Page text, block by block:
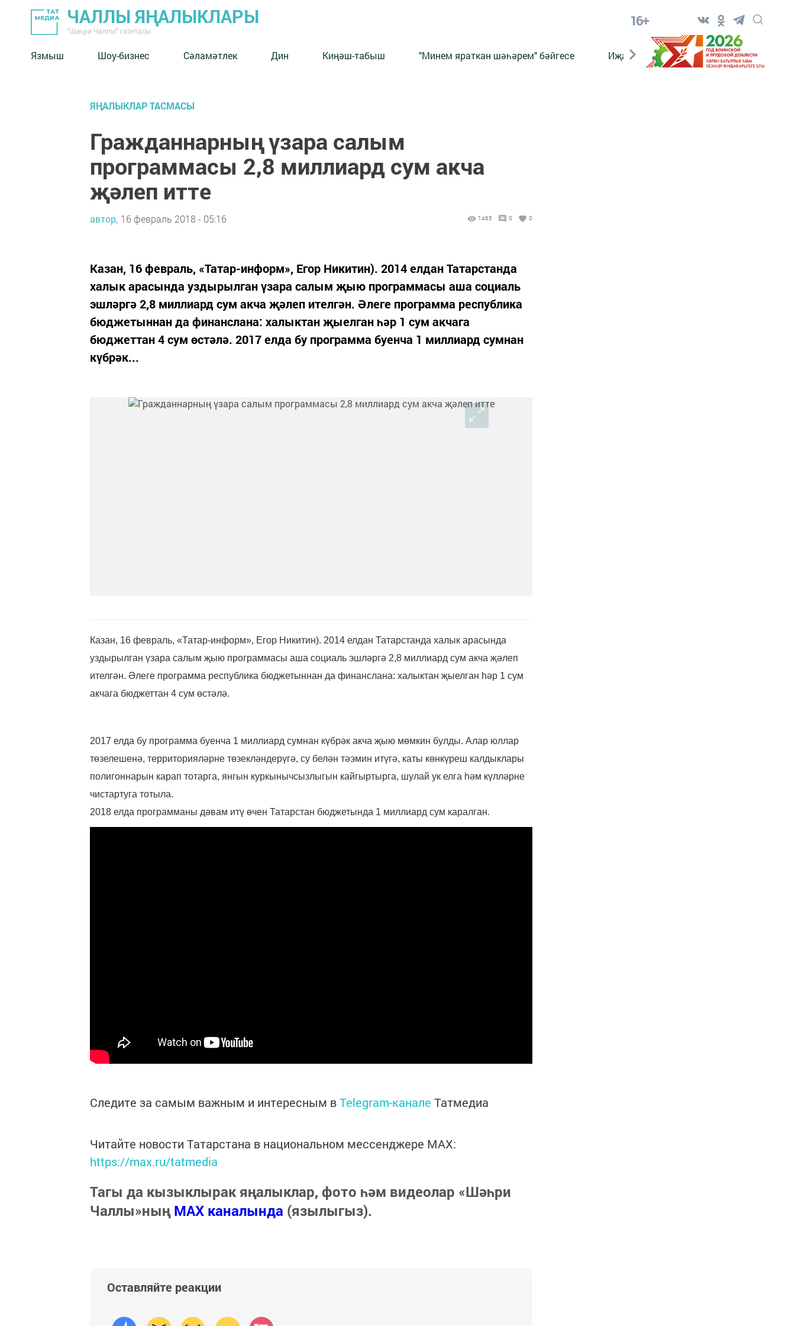
ЧАЛЛЫ ЯҢАЛЫКЛАРЫ
"Шәһри Чаллы" газетасы
16+
Язмыш Шоу-бизнес Сәламәтлек Дин Киңәш-табыш "Минем яраткан шәһәрем" бәйгесе Иҗат Реклама Онлайн
ЯҢАЛЫКЛАР ТАСМАСЫ
Гражданнарның үзара салым
программасы 2,8 миллиард сум акча
җәлеп итте
автор, 16 февраль 2018 - 05:16 1465 0 0
Казан, 16 февраль, «Татар-информ», Егор Никитин). 2014 елдан Татарстанда
халык арасында уздырылган үзара салым җыю программасы аша социаль
эшләргә 2,8 миллиард сум акча җәлеп ителгән. Әлеге программа республика
бюджетыннан да финанслана: халыктан җыелган һәр 1 сум акчага
бюджеттан 4 сум өстәлә. 2017 елда бу программа буенча 1 миллиард сумнан
күбрәк...
Казан, 16 февраль, «Татар-информ», Егор Никитин). 2014 елдан Татарстанда халык арасында
уздырылган үзара салым җыю программасы аша социаль эшләргә 2,8 миллиард сум акча җәлеп
ителгән. Әлеге программа республика бюджетыннан да финанслана: халыктан җыелган һәр 1 сум
акчага бюджеттан 4 сум өстәлә.
2017 елда бу программа буенча 1 миллиард сумнан күбрәк акча җыю мөмкин булды. Алар юллар
төзелешенә, территорияләрне төзекләндерүгә, су белән тәэмин итүгә, каты көнкүреш калдыклары
полигоннарын карап тотарга, янгын куркынычсызлыгын кайгыртырга, шулай ук елга һәм күлләрне
чистартуга тотыла.
2018 елда программаны дәвам итү өчен Татарстан бюджетында 1 миллиард сум каралган.
Следите за самым важным и интересным вTelegram-канале Татмедиа
Читайте новости Татарстана в национальном мессенджере MАХ:
https://max.ru/tatmedia
Тагы да кызыклырак яңалыклар, фото һәм видеолар «Шәһри
Чаллы»ныңMAX каналында (язылыгыз).
Оставляйте реакции